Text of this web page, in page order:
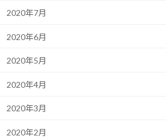
2020年7月
2020年6月
2020年5月
2020年4月
2020年3月
2020年2月